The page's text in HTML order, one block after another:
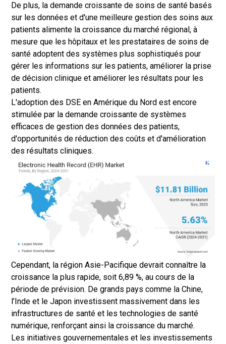
De plus, la demande croissante de soins de santé basés
sur les données et d'une meilleure gestion des soins aux
patients alimente la croissance du marché régional, à
mesure que les hôpitaux et les prestataires de soins de
santé adoptent des systèmes plus sophistiqués pour
gérer les informations sur les patients, améliorer la prise
de décision clinique et améliorer les résultats pour les
patients.
L'adoption des DSE en Amérique du Nord est encore
stimulée par la demande croissante de systèmes
efficaces de gestion des données des patients,
d'opportunités de réduction des coûts et d'amélioration
des résultats cliniques.
Cependant, la région Asie-Pacifique devrait connaître la
croissance la plus rapide, soit 6,89 %, au cours de la
période de prévision. De grands pays comme la Chine,
l’Inde et le Japon investissent massivement dans les
infrastructures de santé et les technologies de santé
numérique, renforçant ainsi la croissance du marché.
Les initiatives gouvernementales et les investissements